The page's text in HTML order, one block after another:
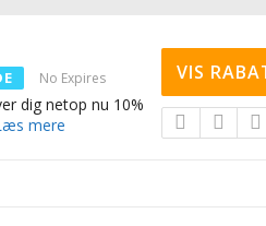
No Expires
dig netop nu 10%
mere
VIS